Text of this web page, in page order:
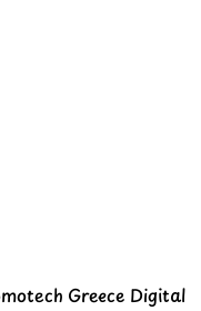
Greece Digital